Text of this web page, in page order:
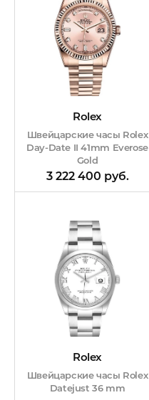
Rolex
Швейцарские часы Rolex
Day-Date II 41mm Everose
Gold
3 222 400 руб.
Rolex
Швейцарские часы Rolex
Datejust 36 mm